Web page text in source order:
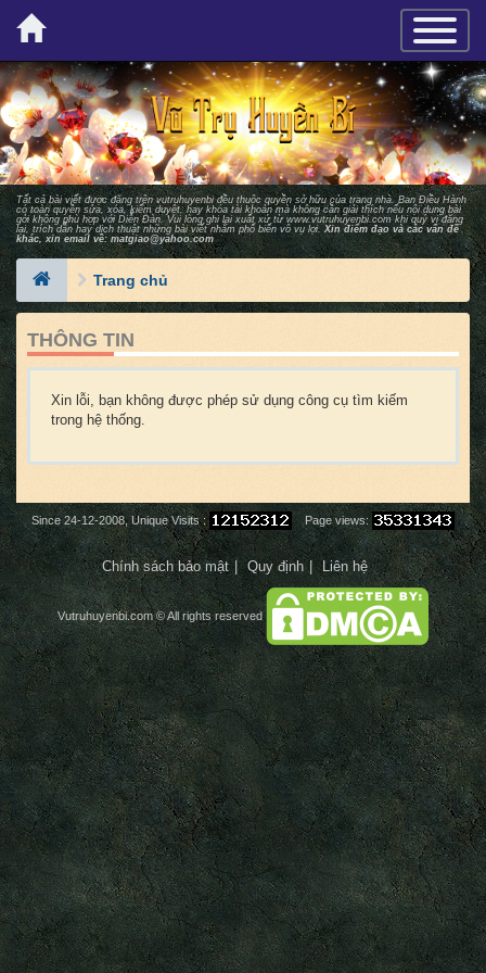
×
Tất cả bài viết được đăng trên vutruhuyenbi đều thuộc quyền sở hữu của trang nhà. Ban Ðiều Hành
có toàn quyền sửa, xóa, kiểm duyệt, hay khóa tài khoản mà không cần giải thích nếu nội dung bài
gởi không phù hợp với Diễn Ðàn. Vui lòng ghi lại xuất xứ từwww.vutruhuyenbi.comkhi quý vị đăng
lại, trích dẫn hay dịch thuật những bài viết nhằm phổ biến vô vụ lợi. Xin điểm đạo và các vấn đề
khác, xin email về: matgiao@yahoo.com
Trang chủ
THÔNG TIN
Xin lỗi, bạn không được phép sử dụng công cụ tìm kiếm
trong hệ thống.
Since 24-12-2008, Unique Visits : Page views:
Chính sách bảo mật Quy định Liên hệ
Vutruhuyenbi.com© All rights reserved